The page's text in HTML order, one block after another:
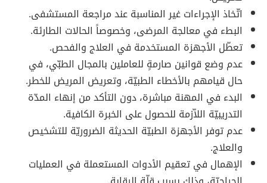
اتّخاذ الإجراءات غير المناسبة عند مراجعة المستشفى.
البطء في معالجة المرضى، وخصوصاً الحالات الطارئة.
تعطّل الأجهزة المستخدمة في العلاج والفحص.
عدم وضع قوانين صارمةٍ للعاملين بالمجال الطبّي، في
حال قيامهم بالأخطاء الطبيّة، وتعريض المريض للخطر.
البدء في المهنة مباشرة، دون التأكد من إنهاء المدّة
التدريبيّة اللاّزمة للحصول على الخبرة الكافية.
عدم توفر الأجهزة الطبيّة الحديثة الضروريّة للتشخيص
والعلاج.
الإهمال في تعقيم الأدوات المستعملة في العمليات